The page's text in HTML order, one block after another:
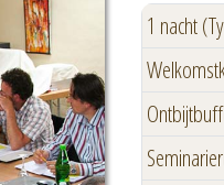
1 nacht